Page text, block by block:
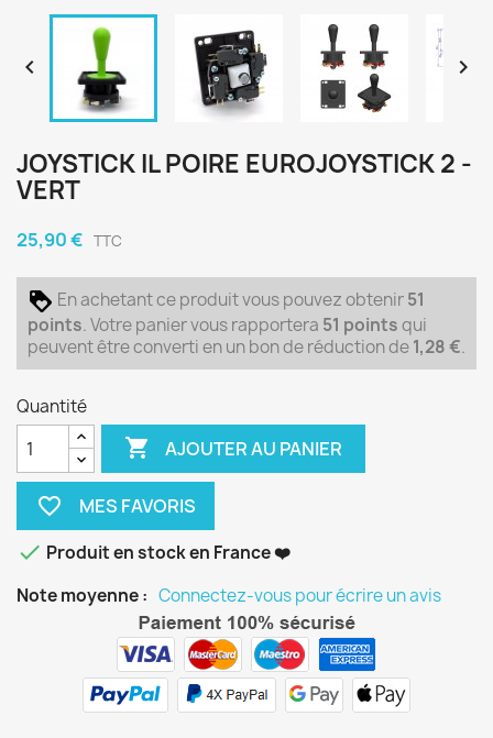
 
JOYSTICK IL POIRE EUROJOYSTICK 2 -
VERT
25,90 € TTC
En achetant ce produit vous pouvez obtenir51
points. Votre panier vous rapportera 51 pointsqui
peuvent être converti en un bon de réduction de1,28 €.
Quantité
 AJOUTER AU PANIER
favorite_border
 Produit en stock en France ❤️
Note moyenne : Connectez-vous pour écrire un avis